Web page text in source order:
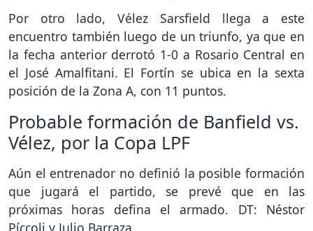
Por otro lado, Vélez Sarsfield llega a este
encuentro también luego de un triunfo, ya que en
la fecha anterior derrotó 1-0 a Rosario Central en
el José Amalfitani. El Fortín se ubica en la sexta
posición de la Zona A, con 11 puntos.
Probable formación de Banfield vs.
Vélez, por la Copa LPF
Aún el entrenador no definió la posible formación
que jugará el partido, se prevé que en las
próximas horas defina el armado. DT: Néstor
Píccoli y Julio Barraza.